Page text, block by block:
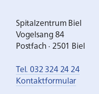
Spitalzentrum Biel
Vogelsang 84
Postfach · 2501 Biel
Tel. 032 324 24 24
Kontaktformular